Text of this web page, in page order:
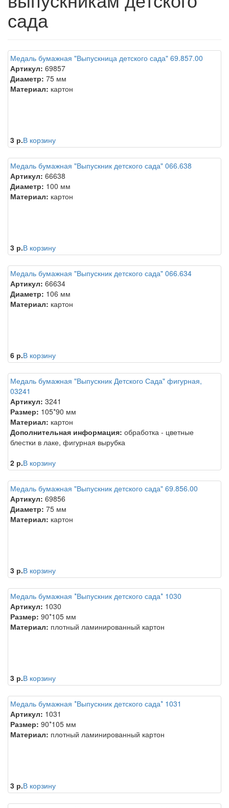
сада
Медаль бумажная "Выпускница детского сада" 69.857.00
Артикул: 69857
Диаметр: 75 мм
Материал: картон
3 р.В корзину
Медаль бумажная "Выпускник детского сада" 066.638
Артикул: 66638
Диаметр: 100 мм
Материал: картон
3 р.В корзину
Медаль бумажная "Выпускник детского сада" 066.634
Артикул: 66634
Диаметр: 106 мм
Материал: картон
6 р.В корзину
Медаль бумажная "Выпускник Детского Сада" фигурная,
03241
Артикул: 3241
Размер: 105*90 мм
Материал: картон
Дополнительная информация: обработка - цветные
блестки в лаке, фигурная вырубка
2 р.В корзину
Медаль бумажная "Выпускник детского сада" 69.856.00
Артикул: 69856
Диаметр: 75 мм
Материал: картон
3 р.В корзину
Медаль бумажная *Выпускник детского сада* 1030
Артикул: 1030
Размер: 90*105 мм
Материал: плотный ламинированный картон
3 р.В корзину
Медаль бумажная *Выпускник детского сада* 1031
Артикул: 1031
Размер: 90*105 мм
Материал: плотный ламинированный картон
3 р.В корзину